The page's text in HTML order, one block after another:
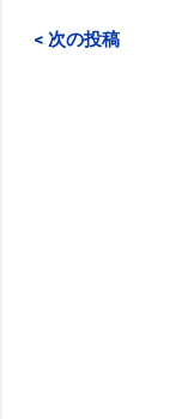
< 次の投稿